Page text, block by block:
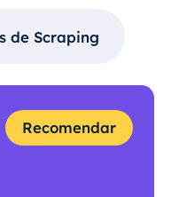
de Scraping
Recomendar